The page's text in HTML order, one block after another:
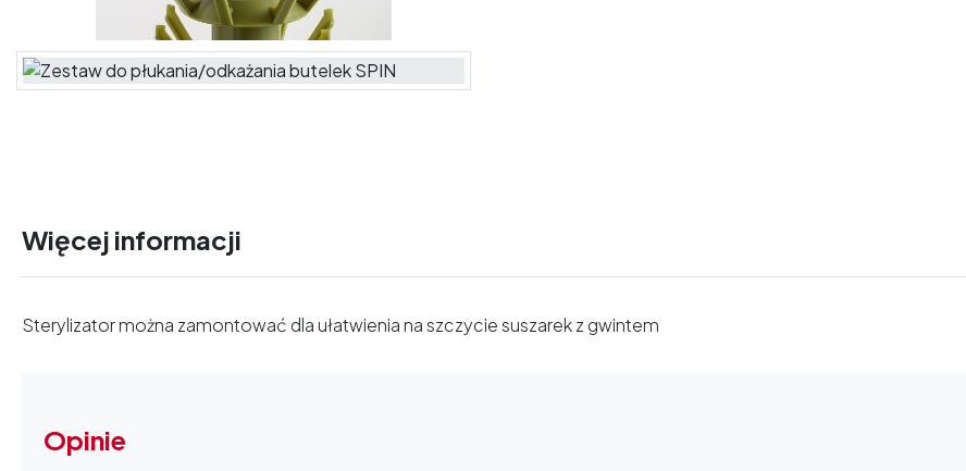
Więcej informacji
Sterylizator można zamontować dla ułatwienia na szczycie suszarek z gwintem
Opinie